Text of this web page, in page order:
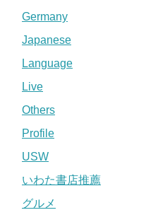
Germany
Japanese
Language
Live
Others
Profile
USW
いわた書店推薦
グルメ